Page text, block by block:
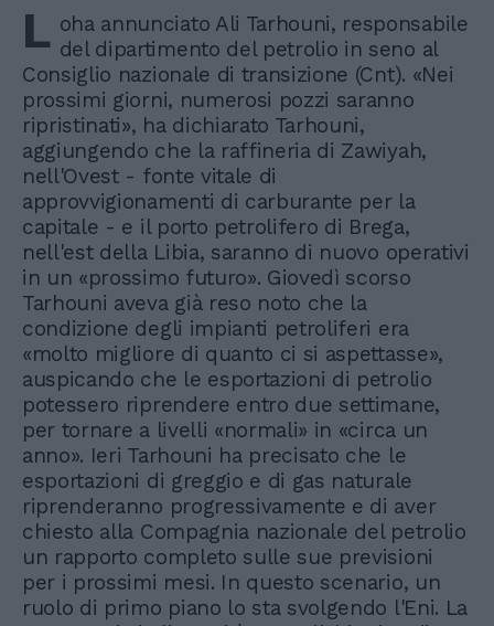
L oha annunciato Ali Tarhouni, responsabile
del dipartimento del petrolio in seno al
Consiglio nazionale di transizione (Cnt). «Nei
prossimi giorni, numerosi pozzi saranno
ripristinati», ha dichiarato Tarhouni,
aggiungendo che la raffineria di Zawiyah,
nell'Ovest - fonte vitale di
approvvigionamenti di carburante per la
capitale - e il porto petrolifero di Brega,
nell'est della Libia, saranno di nuovo operativi
in un «prossimo futuro». Giovedì scorso
Tarhouni aveva già reso noto che la
condizione degli impianti petroliferi era
«molto migliore di quanto ci si aspettasse»,
auspicando che le esportazioni di petrolio
potessero riprendere entro due settimane,
per tornare a livelli «normali» in «circa un
anno». Ieri Tarhouni ha precisato che le
esportazioni di greggio e di gas naturale
riprenderanno progressivamente e di aver
chiesto alla Compagnia nazionale del petrolio
un rapporto completo sulle sue previsioni
per i prossimi mesi. In questo scenario, un
ruolo di primo piano lo sta svolgendo l'Eni. La